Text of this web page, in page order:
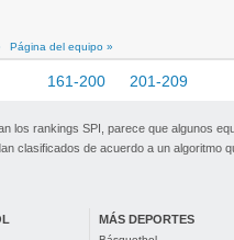
Página del equipo »
161-200 201-209
los rankings SPI, parece que algunos
clasificados de acuerdo a un algoritmo
MÁS DEPORTES